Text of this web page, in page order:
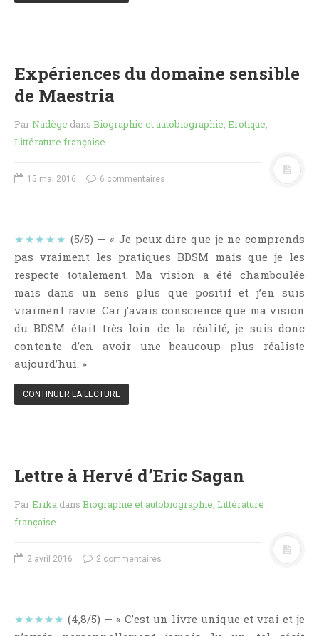
Bibliothèque De A À Z
Biographie Et Autobiographie
Bit-Lit
C'est Lundi, Que Lisez-Vous ?
Concours
Conte
Contemporain
Coup De Coeur
Dark Erotica
Développement Personnel
Drame
Dystopie
Fait Divers
Histoire De Vie
Humour
Expériences du domaine sensible
de Maestria
ParNadège dans Biographie et autobiographie, Erotique,
Littérature française
15 mai 2016 6 commentaires
★★★★★ (5/5) — « Je peux dire que je ne comprends
pas vraiment les pratiques BDSM mais que je les
respecte totalement. Ma vision a été chamboulée
mais dans un sens plus que positif et j’en suis
vraiment ravie. Car j’avais conscience que ma vision
du BDSM était très loin de la réalité, je suis donc
contente d’en avoir une beaucoup plus réaliste
aujourd’hui. »
CONTINUER LA LECTURE
Lettre à Hervé d’Eric Sagan
ParErika dans Biographie et autobiographie, Littérature
française
2 avril 2016 2 commentaires
★★★★★ (4,8/5) — « C’est un livre unique et vrai et je